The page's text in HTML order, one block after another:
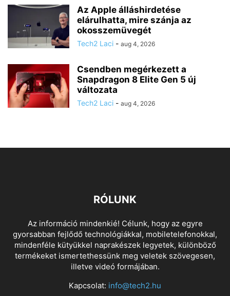
Az Apple álláshirdetése
elárulhatta, mire szánja az
okosszemüvegét
Tech2 Laci - aug 4, 2026
Csendben megérkezett a
Snapdragon 8 Elite Gen 5 új
változata
Tech2 Laci - aug 4, 2026
RÓLUNK
Az információ mindenkié! Célunk, hogy az egyre
gyorsabban fejlődő technológiákkal, mobiletelefonokkal,
mindenféle kütyükkel naprakészek legyetek, különböző
termékeket ismertethessünk meg veletek szövegesen,
illetve videó formájában.
Kapcsolat: info@tech2.hu